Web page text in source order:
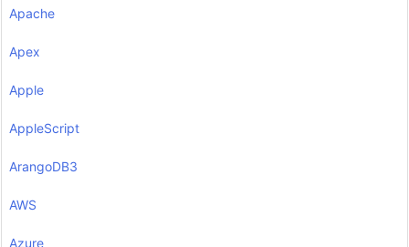
Apache
Apex
Apple
AppleScript
ArangoDB3
AWS
Azure